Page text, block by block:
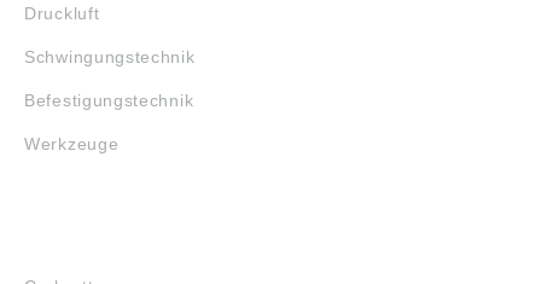
Druckluft
Schwingungstechnik
Befestigungstechnik
Werkzeuge